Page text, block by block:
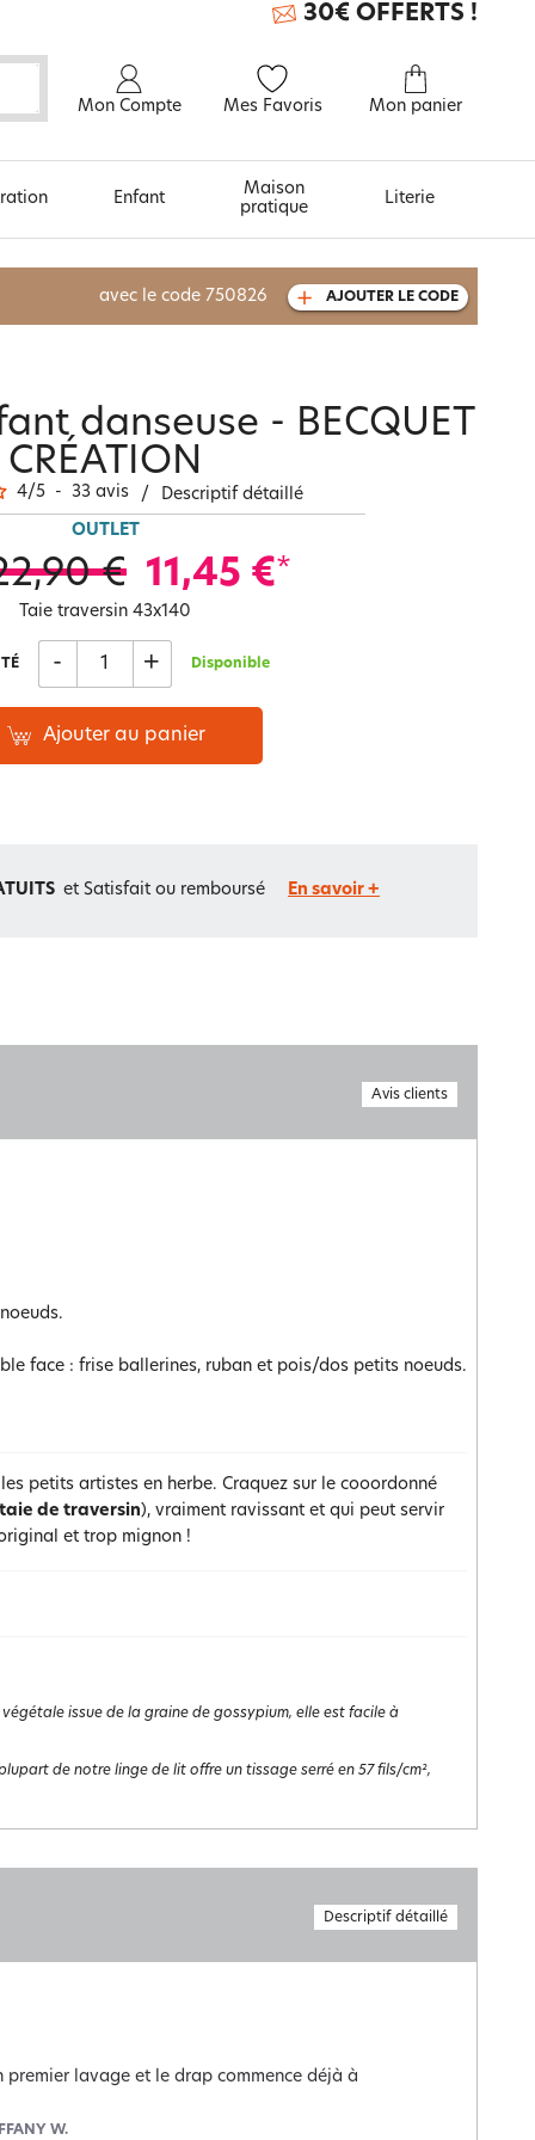
Mon Compte Mes Favoris Mon panier
30€ OFFERTS !
et
À découvrir aussi
Carte cadeau
Enfant
Maison
pratique
Literie
avec le code 750826 AJOUTER LE CODE
danseuse - BECQUET
CRÉATION
4/5 - 33 avis / Descriptif détaillé
OUTLET
€ 11,45 €*
Taie traversin 43x140
- + Disponible
Ajouter au panier
et Satisfait ou remboursé En savoir +
Avis clients
face : frise ballerines, ruban et pois/dos petits noeuds.
petits artistes en herbe. Craquez sur le cooordonné
taie de traversin), vraiment ravissant et qui peut servir
et trop mignon !
issue de la graine de gossypium, elle est facile à
de notre linge de lit offre un tissage serré en 57 fils/cm²,
Descriptif détaillé
premier lavage et le drap commence déjà à
W.